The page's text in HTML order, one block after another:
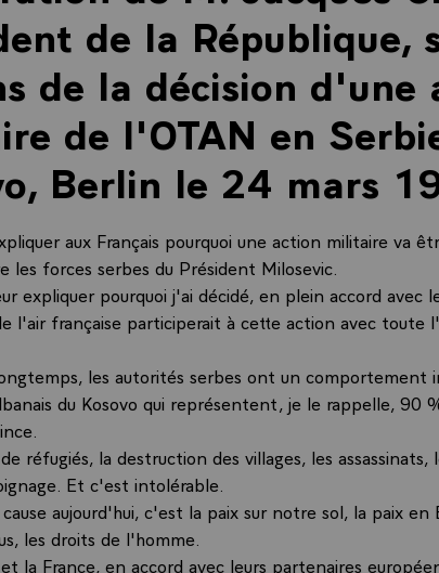
de la République,
de la décision d'une
de l'OTAN en
Berlin le 24 mars
aux Français pourquoi une action militaire va
les forces serbes du Président Milosevic.
expliquer pourquoi j'ai décidé, en plein accord avec
l'air française participerait à cette action avec toute
les autorités serbes ont un comportement
du Kosovo qui représentent, je le rappelle, 90
réfugiés, la destruction des villages, les assassinats,
Et c'est intolérable.
aujourd'hui, c'est la paix sur notre sol, la paix
les droits de l'homme.
la France, en accord avec leurs partenaires